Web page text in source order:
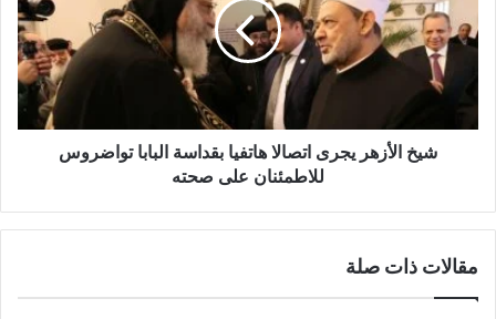
شيخ الأزهر يجرى اتصالا هاتفيا بقداسة البابا تواضروس
للاطمئنان على صحته
مقالات ذات صلة